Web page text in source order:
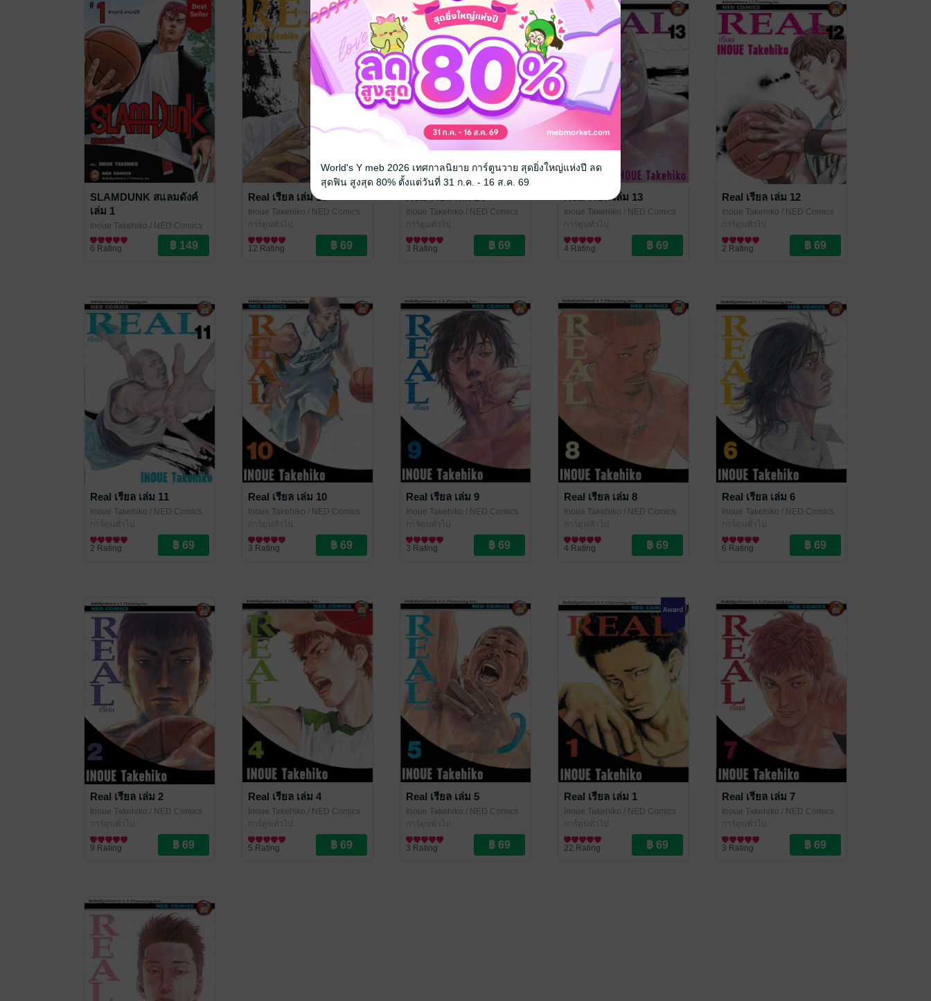
SLAMDUNK สแลมดังค์
เล่ม 1
Inoue Takehiko / NED Comics
การ์ตูนทั่วไป
6 Rating
Real เรียล เล่ม 15
Inoue Takehiko / NED Comics
การ์ตูนทั่วไป
12 Rating
Inoue Takehiko / NED Comics
การ์ตูนทั่วไป
3 Rating
Real เรียล เล่ม 13
Inoue Takehiko / NED Comics
การ์ตูนทั่วไป
4 Rating
Real เรียล เล่ม 12
Inoue Takehiko / NED Comics
การ์ตูนทั่วไป
2 Rating
Real เรียล เล่ม 11
Inoue Takehiko / NED Comics
การ์ตูนทั่วไป
2 Rating
Real เรียล เล่ม 10
Inoue Takehiko / NED Comics
การ์ตูนทั่วไป
3 Rating
Real เรียล เล่ม 9
Inoue Takehiko / NED Comics
การ์ตูนทั่วไป
3 Rating
Real เรียล เล่ม 8
Inoue Takehiko / NED Comics
การ์ตูนทั่วไป
4 Rating
Real เรียล เล่ม 6
Inoue Takehiko / NED Comics
การ์ตูนทั่วไป
6 Rating
Real เรียล เล่ม 2
Inoue Takehiko / NED Comics
การ์ตูนทั่วไป
9 Rating
Real เรียล เล่ม 4
Inoue Takehiko / NED Comics
การ์ตูนทั่วไป
5 Rating
Real เรียล เล่ม 5
Inoue Takehiko / NED Comics
การ์ตูนทั่วไป
3 Rating
Real เรียล เล่ม 1
Inoue Takehiko / NED Comics
การ์ตูนทั่วไป
22 Rating
Real เรียล เล่ม 7
Inoue Takehiko / NED Comics
การ์ตูนทั่วไป
3 Rating
World's Y meb 2026 เทศกาลนิยาย การ์ตูนวาย สุดยิ่งใหญ่แห่งปี ลด
สุดฟิน สูงสุด 80% ตั้งแต่วันที่ 31 ก.ค. - 16 ส.ค. 69